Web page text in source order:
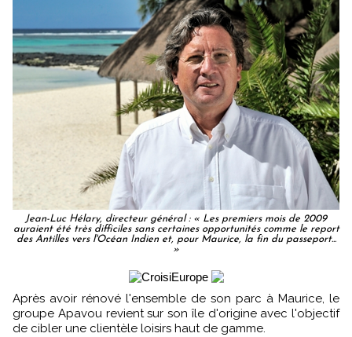
Jean-Luc Hélary, directeur général : « Les premiers mois de 2009
auraient été très difficiles sans certaines opportunités comme le report
des Antilles vers l'Océan Indien et, pour Maurice, la fin du passeport...
»
Après avoir rénové l'ensemble de son parc à Maurice, le
groupe Apavou revient sur son île d'origine avec l'objectif
de cibler une clientèle loisirs haut de gamme.